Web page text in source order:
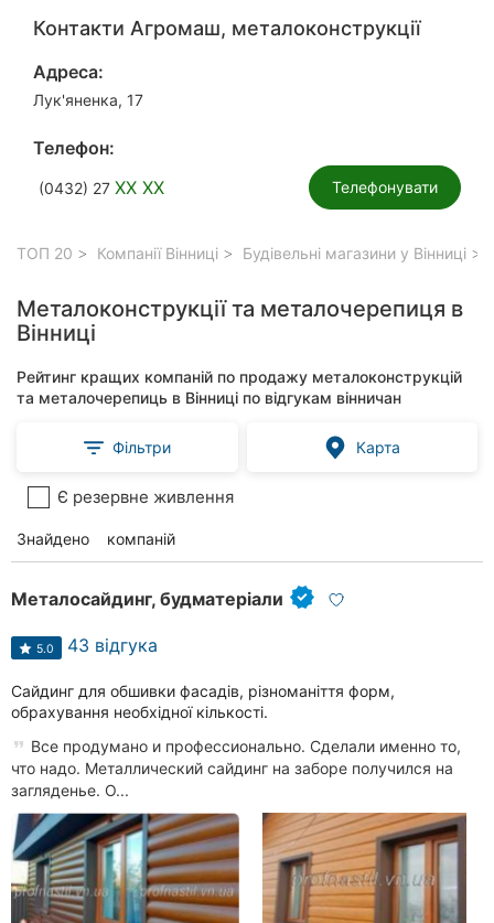
Контакти Агромаш, металоконструкції
Адреса:
Лук'яненка, 17
Телефон:
(0432) 27 XX XX Телефонувати
ТОП 20 Компанії Вінниці Будівельні магазини у Вінниці
Металоконструкції та металочерепиця в
Вінниці
Рейтинг кращих компаній по продажу металоконструкцій
та металочерепиць в Вінниці по відгукам вінничан
Фільтри Карта
Є резервне живлення
Знайдено 57компаній
Металосайдинг, будматеріали
5.0 43 відгука
Сайдинг для обшивки фасадів, різноманіття форм,
обрахування необхідної кількості.
Все продумано и профессионально. Сделали именно то,
что надо. Металлический сайдинг на заборе получился на
загляденье. О...